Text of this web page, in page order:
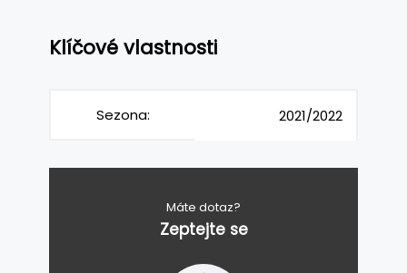
Klíčové vlastnosti
Sezona: 2021/2022
Máte dotaz?
Zeptejte se